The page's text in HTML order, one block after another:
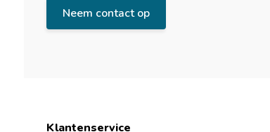
Neem contact op
Klantenservice